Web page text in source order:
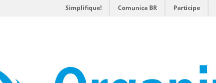
Simplifique! Comunica BR Participe